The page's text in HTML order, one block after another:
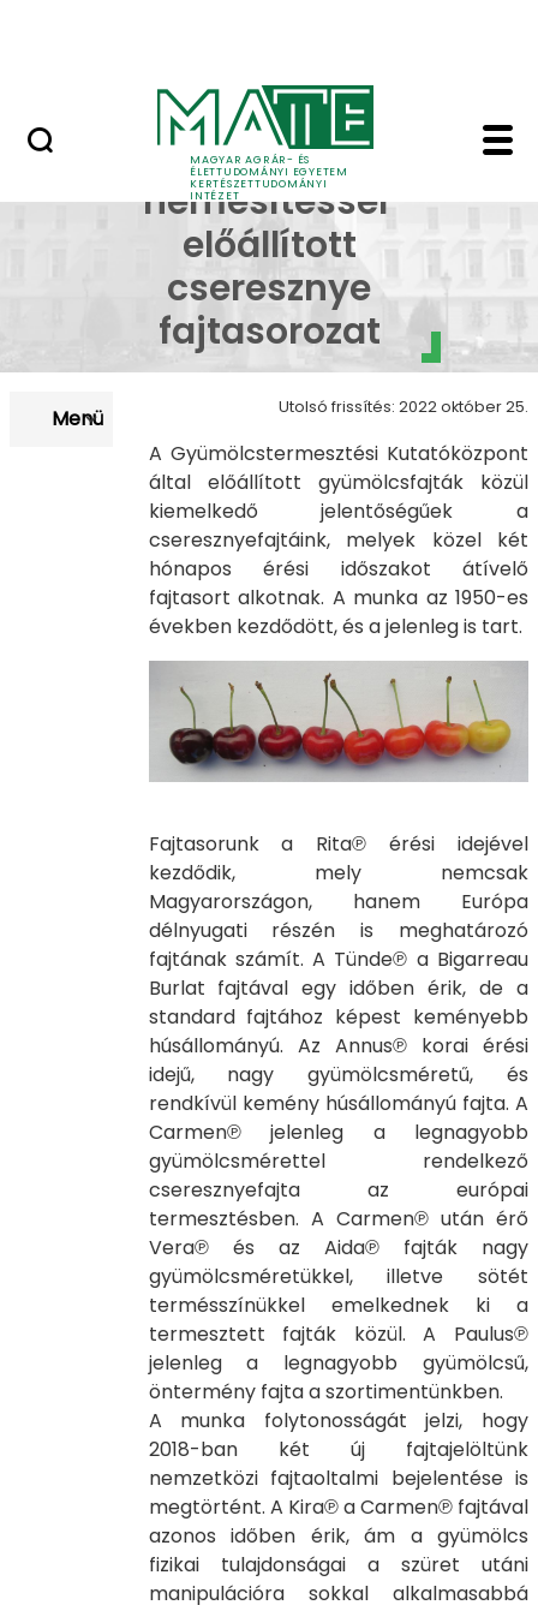
MAGYAR AGRÁR- ÉS
ÉLETTUDOMÁNYI EGYETEM
KERTÉSZETTUDOMÁNYI
INTÉZET
Cseresznye
Keresztezéses
nemesítéssel
előállított
cseresznye
fajtasorozat
Menü Utolsó frissítés: 2022 október 25.
A Gyümölcstermesztési Kutatóközpont
által előállított gyümölcsfajták közül
kiemelkedő jelentőségűek a
cseresznyefajtáink, melyek közel két
hónapos érési időszakot átívelő
fajtasort alkotnak. A munka az 1950-es
években kezdődött, és a jelenleg is tart.
Fajtasorunk a Rita℗ érési idejével
kezdődik, mely nemcsak
Magyarországon, hanem Európa
délnyugati részén is meghatározó
fajtának számít. A Tünde℗ a Bigarreau
Burlat fajtával egy időben érik, de a
standard fajtához képest keményebb
húsállományú. Az Annus℗ korai érési
idejű, nagy gyümölcsméretű, és
rendkívül kemény húsállományú fajta. A
Carmen℗ jelenleg a legnagyobb
gyümölcsmérettel rendelkező
cseresznyefajta az európai
termesztésben. A Carmen℗ után érő
Vera℗ és az Aida℗ fajták nagy
gyümölcsméretükkel, illetve sötét
termésszínükkel emelkednek ki a
termesztett fajták közül. A Paulus℗
jelenleg a legnagyobb gyümölcsű,
öntermény fajta a szortimentünkben.
A munka folytonosságát jelzi, hogy
2018-ban két új fajtajelöltünk
nemzetközi fajtaoltalmi bejelentése is
megtörtént. A Kira℗ a Carmen℗ fajtával
azonos időben érik, ám a gyümölcs
fizikai tulajdonságai a szüret utáni
manipulációra sokkal alkalmasabbá